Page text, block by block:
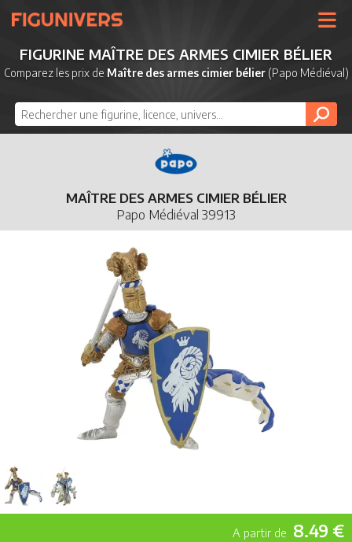
UNIVERS
LICENCES
NOUVEAUTÉS
DERNIERS AJOUTS
FIGURINE MAÎTRE DES ARMES CIMIER BÉLIER
Comparez les prix de Maître des armes cimier bélier(Papo Médiéval)
MAÎTRE DES ARMES CIMIER BÉLIER
Papo Médiéval 39913
8.49 €